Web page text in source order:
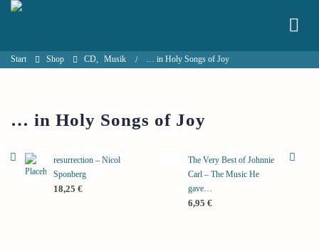
Start Shop CD, Musik … in Holy Songs of Joy
… in Holy Songs of Joy
resurrection – Nicol
Sponberg
18,25 €
The Very Best of Johnnie
Carl – The Music He
gave…
6,95 €